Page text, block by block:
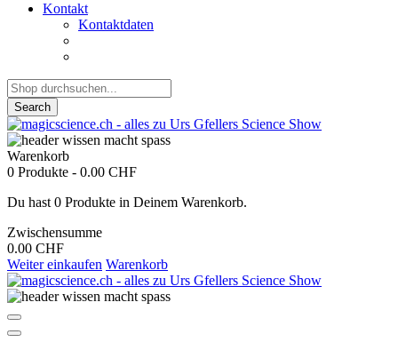
Kontakt
Kontaktdaten
Search
Warenkorb
0 Produkte - 0.00 CHF
Du hast 0 Produkte in Deinem Warenkorb.
Zwischensumme
0.00 CHF
Weiter einkaufen Warenkorb